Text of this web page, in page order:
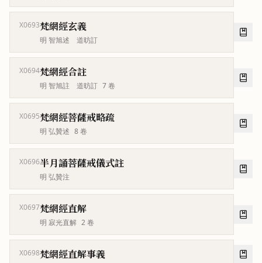
X0693梵網經玄義
明 智旭述 道昉訂
X0694梵網經合註
明 智旭註 道昉訂 7卷
X0695梵網經菩薩戒略疏
明 弘贊述 8卷
X0696半月誦菩薩戒儀式註
明 弘贊注
X0697梵網經直解
明 寂光直解 2卷
X0698梵網經直解事義